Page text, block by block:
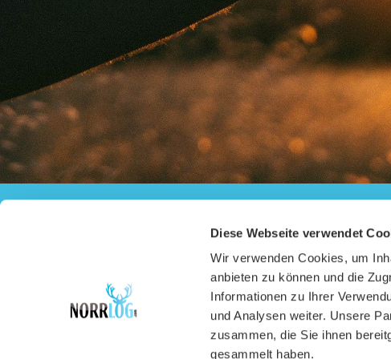
Diese Webseite verwendet
Wir verwenden Cookies, um
anbieten zu können und die
Informationen zu Ihrer
und Analysen weiter. Unsere
zusammen, die Sie ihnen
gesammelt haben.